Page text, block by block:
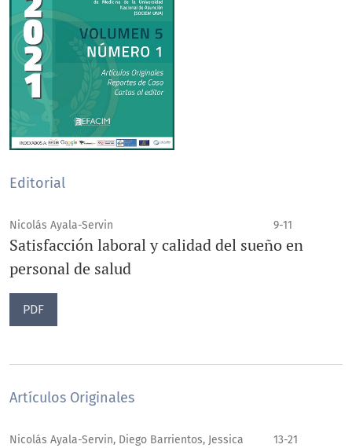
Editorial
Nicolás Ayala-Servin 9-11
Satisfacción laboral y calidad del sueño en
personal de salud
PDF
Artículos Originales
Nicolás Ayala-Servin, Diego Barrientos, Jessica
13-21